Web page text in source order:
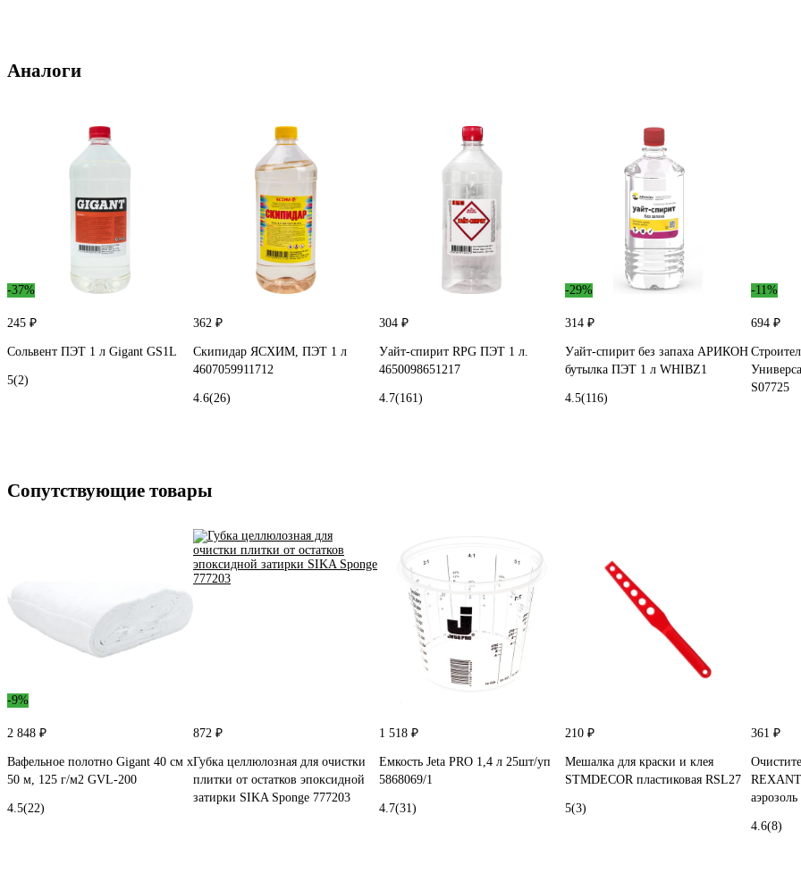
Аналоги
-37%
245 ₽
Сольвент ПЭТ 1 л Gigant GS1L
5(2)
362 ₽
Скипидар ЯСХИМ, ПЭТ 1 л
4607059911712
4.6(26)
304 ₽
Уайт-спирит RPG ПЭТ 1 л.
4650098651217
4.7(161)
-29%
314 ₽
Уайт-спирит без запаха АРИКОН
бутылка ПЭТ 1 л WHIBZ1
4.5(116)
-11%
694 ₽
S07725
Сопутствующие товары
-9%
2 848 ₽
Вафельное полотно Gigant 40 см х
50 м, 125 г/м2 GVL-200
4.5(22)
872 ₽
Губка целлюлозная для очистки
плитки от остатков эпоксидной
затирки SIKA Sponge 777203
1 518 ₽
Емкость Jeta PRO 1,4 л 25шт/уп
5868069/1
4.7(31)
210 ₽
Мешалка для краски и клея
STMDECOR пластиковая RSL27
5(3)
361 ₽
4.6(8)